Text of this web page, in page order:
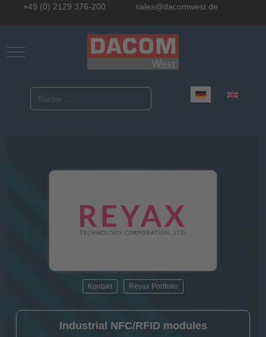
+49 (0) 2129 376-200 sales@dacomwest.de
Mobile Menu Toggle
Sprache auswählen
Kontakt Reyax Portfolio
Industrial NFC/RFID modules